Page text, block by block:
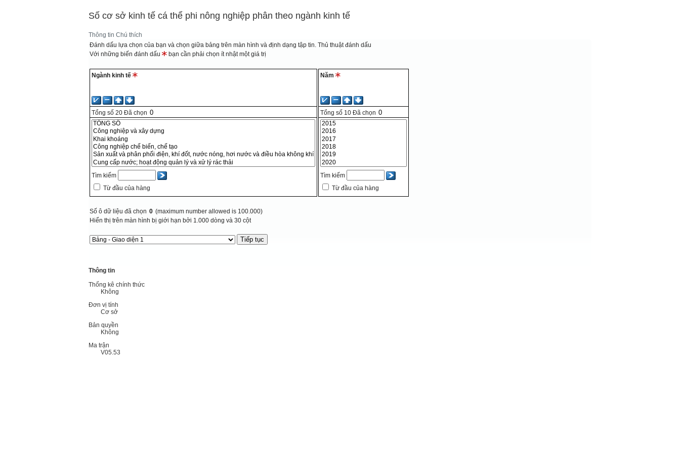
Số cơ sở kinh tế cá thể phi nông nghiệp phân theo ngành kinh tế
Thông tin Chú thích
Đánh dấu lựa chọn của bạn và chọn giữa bảng trên màn hình và định dạng tập tin.Thủ thuật đánh dấu
Với những biến đánh dấu
bạn cần phải chọn ít nhật một giá trị
Ngành kinh tế
Tổng số 20 Đã chọn
Tìm kiếm
Từ đầu của hàng
Năm
Tổng số 10 Đã chọn
Tìm kiếm
Từ đầu của hàng
Số ô dữ liệu đã chọn 0 (maximum number allowed is 100.000)
Hiển thị trên màn hình bị giới hạn bởi 1.000 dòng và 30 cột
Thông tin
Thống kê chính thức
Không
Đơn vị tính
Cơ sở
Bản quyền
Không
Ma trận
V05.53